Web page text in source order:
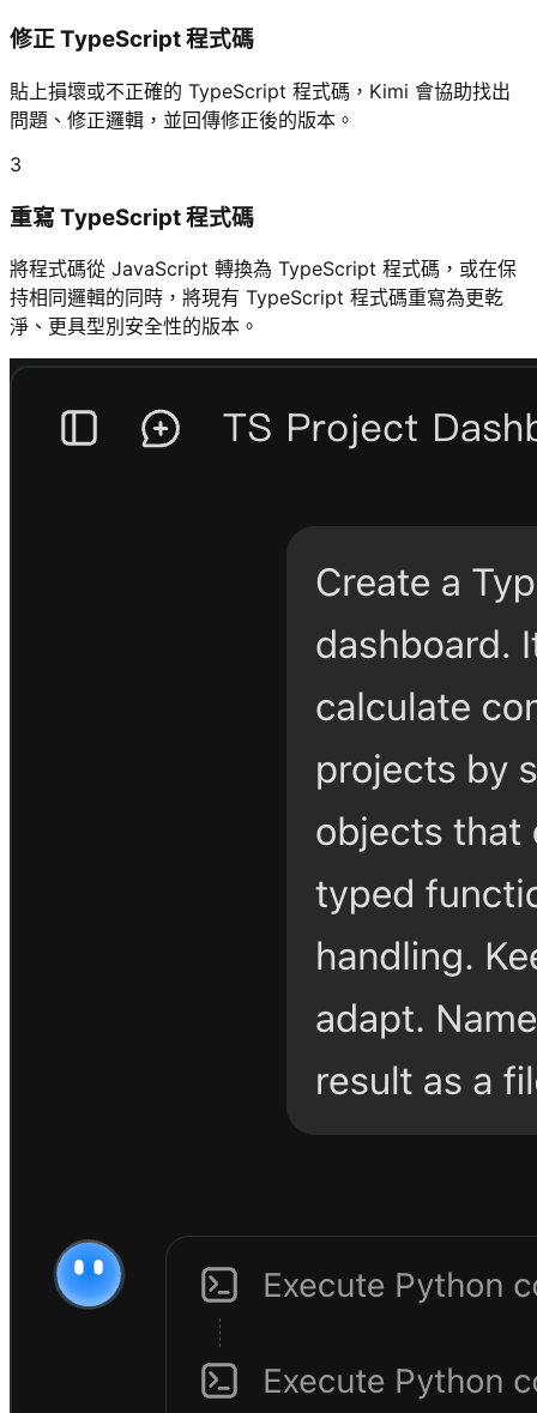
修正 TypeScript 程式碼
貼上損壞或不正確的 TypeScript 程式碼，Kimi 會協助找出
問題、修正邏輯，並回傳修正後的版本。
3
重寫 TypeScript 程式碼
將程式碼從 JavaScript 轉換為 TypeScript 程式碼，或在保
持相同邏輯的同時，將現有 TypeScript 程式碼重寫為更乾
淨、更具型別安全性的版本。